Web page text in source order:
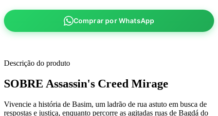
Comprar por WhatsApp
Descrição do produto
SOBRE Assassin's Creed Mirage
Vivencie a história de Basim, um ladrão de rua astuto em busca de
respostas e justiça, enquanto percorre as agitadas ruas de Bagdá do